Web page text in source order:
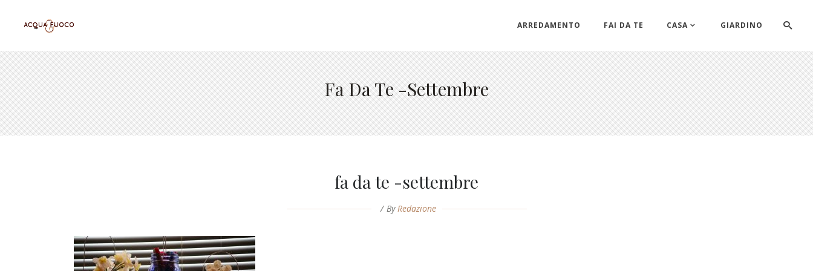
ARREDAMENTO FAI DA TE CASA GIARDINO
Fa Da Te -settembre
fa da te -settembre
ByRedazione